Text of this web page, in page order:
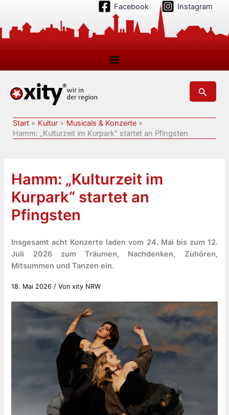
springen
Facebook Instagram
Suchen
Start Kultur
Musicals & Konzerte
Hamm: „Kulturzeit im Kurpark“ startet an Pfingsten
Hamm: „Kulturzeit im
Kurpark“ startet an
Pfingsten
Insgesamt acht Konzerte laden vom 24. Mai bis zum 12.
Juli 2026 zum Träumen, Nachdenken, Zuhören,
Mitsummen und Tanzen ein.
18. Mai 2026 / Vonxity NRW